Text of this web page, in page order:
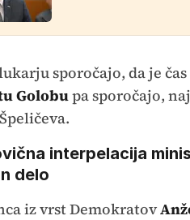
sporočajo, da je čas
Golobupa sporočajo,
interpelacija
delo
iz vrst Demokratov